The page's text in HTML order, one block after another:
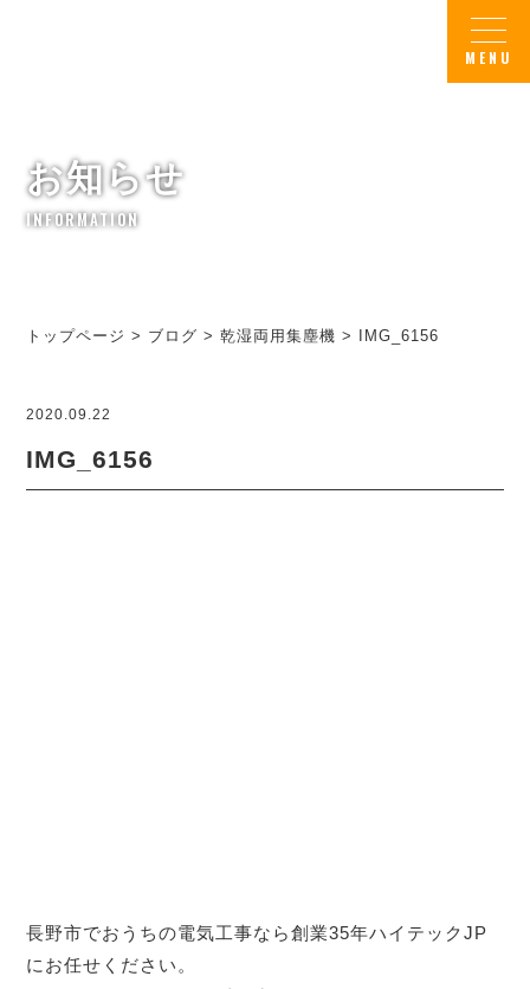
お知らせ
INFORMATION
トップページ > ブログ >乾湿両用集塵機 > IMG_6156
2020.09.22
IMG_6156
長野市でおうちの電気工事なら創業35年ハイテックJP
にお任せください。